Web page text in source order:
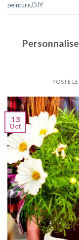
peinture,DIY
POSTÉ LE
13
Oct